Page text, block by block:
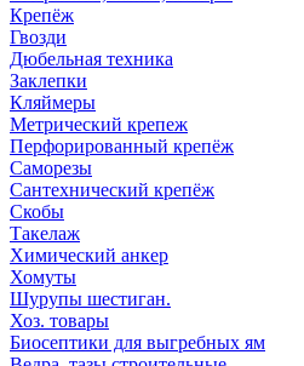
Крепёж
Гвозди
Дюбельная техника
Заклепки
Кляймеры
Метрический крепеж
Перфорированный крепёж
Саморезы
Сантехнический крепёж
Скобы
Такелаж
Химический анкер
Хомуты
Шурупы шестиган.
Хоз. товары
Биосептики для выгребных ям